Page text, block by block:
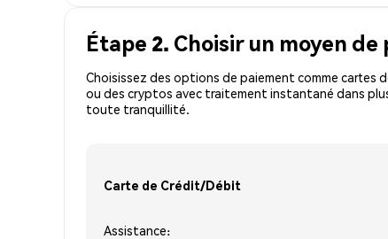
Étape 2. Choisir un moyen
Choisissez des options de paiement comme
ou des cryptos avec traitement instantané dans
toute tranquillité.
Carte de Crédit/Débit
Assistance: